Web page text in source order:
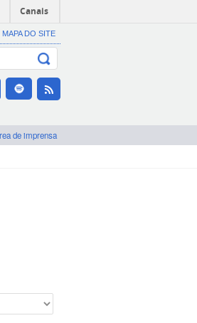
Canais
MAPA DO SITE
de imprensa